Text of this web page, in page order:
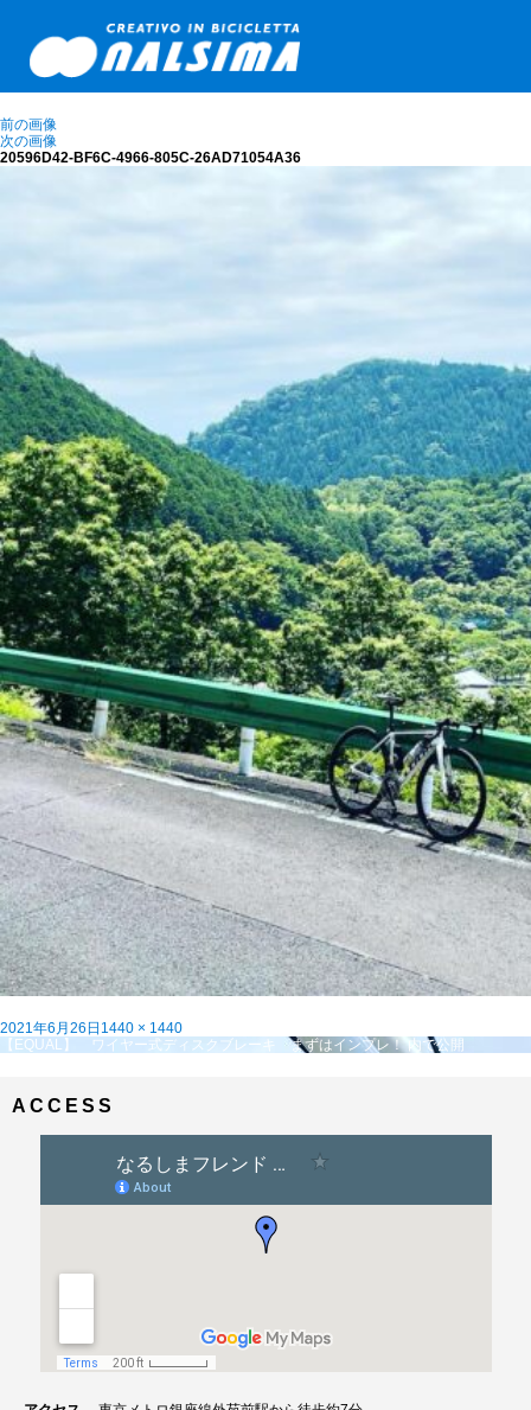
前の画像
次の画像
20596D42-BF6C-4966-805C-26AD71054A36
投
稿
2021年6月26日 フ
ル
1440 × 1440
投
ゲ
【EQUAL】 ワイヤー式ディスクブレーキ まずはインプレ！ 内で公開
ACCESS